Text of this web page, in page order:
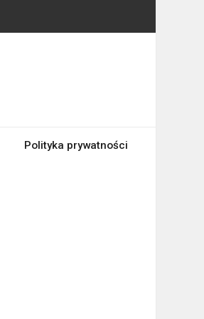
Polityka prywatności